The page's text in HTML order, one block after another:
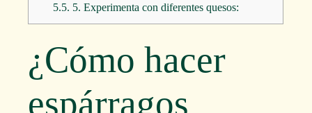
5.5. 5. Experimenta con diferentes quesos:
¿Cómo hacer
espárragos